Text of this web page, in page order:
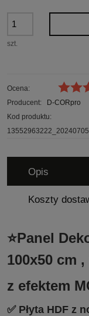
szt.
Ocena:
Producent:
D-CORpro
Kod produktu:
Opis
Koszty
Cena nie zawiera
⭐Panel
100x50 cm
z efektem
✅ Płyta HDF z